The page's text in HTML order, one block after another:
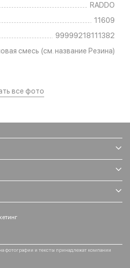
RADDO
11609
99999218111382
смесь (см. название Резина)
все фото
фотографии и тексты принадлежат компании